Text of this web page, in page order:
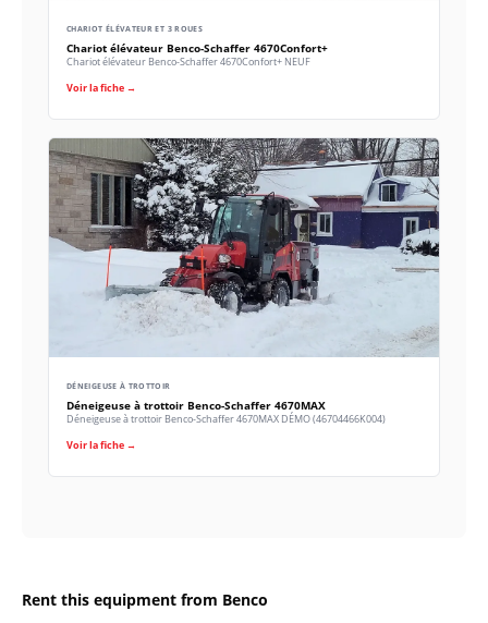
CHARIOT ÉLÉVATEUR ET 3 ROUES
Chariot élévateur Benco-Schaffer 4670Confort+
Chariot élévateur Benco-Schaffer 4670Confort+ NEUF
Voir la fiche →
DÉNEIGEUSE À TROTTOIR
Déneigeuse à trottoir Benco-Schaffer 4670MAX
Déneigeuse à trottoir Benco-Schaffer 4670MAX DÉMO (46704466K004)
Voir la fiche →
Rent this equipment from Benco